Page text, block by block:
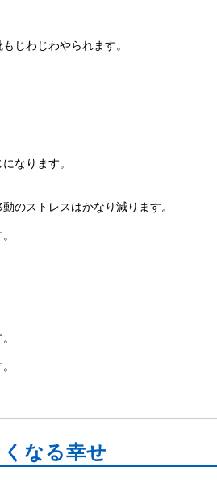
じわじわやられます。
なります。
のストレスはかなり減ります。
なる幸せ